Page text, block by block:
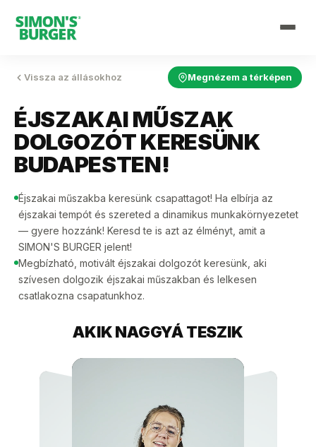
Vissza az állásokhoz Megnézem a térképen
ÉJSZAKAI MŰSZAK
DOLGOZÓT KERESÜNK
BUDAPESTEN!
Éjszakai műszakba keresünk csapattagot! Ha elbírja az
éjszakai tempót és szereted a dinamikus munkakörnyezetet
— gyere hozzánk! Keresd te is azt az élményt, amit a
SIMON'S BURGER jelent!
Megbízható, motivált éjszakai dolgozót keresünk, aki
szívesen dolgozik éjszakai műszakban és lelkesen
csatlakozna csapatunkhoz.
AKIK NAGGYÁ TESZIK